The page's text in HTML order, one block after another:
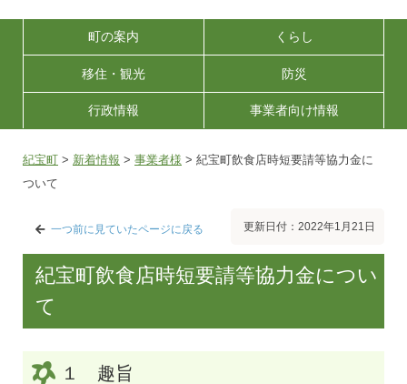
町の案内 くらし
移住・観光 防災
行政情報 事業者向け情報
紀宝町 > 新着情報 > 事業者様 > 紀宝町飲食店時短要請等協力金に
ついて
一つ前に見ていたページに戻る 更新日付：2022年1月21日
紀宝町飲食店時短要請等協力金につい
て
１ 趣旨